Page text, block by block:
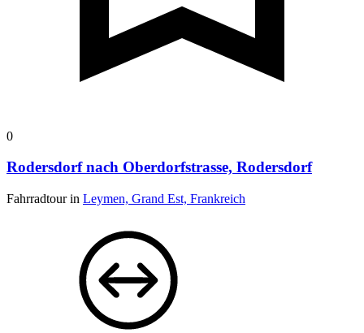
0
Rodersdorf nach Oberdorfstrasse, Rodersdorf
Fahrradtour in Leymen, Grand Est, Frankreich